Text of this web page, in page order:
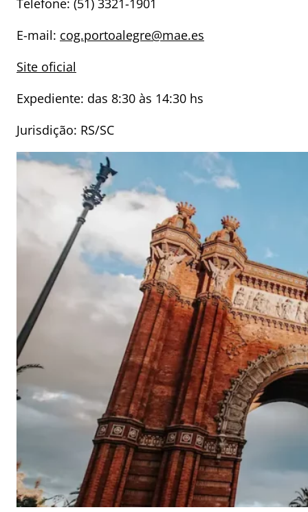
Telefone: (51) 3321-1901
E-mail: cog.portoalegre@mae.es
Site oficial
Expediente: das 8:30 às 14:30 hs
Jurisdição: RS/SC